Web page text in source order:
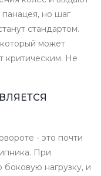
но шаг
стандартом.
может
критическим. Не
- это почти
При
нагрузку, и